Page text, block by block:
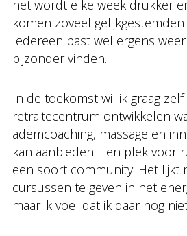
het wordt elke week drukker
komen zoveel
Iedereen past wel ergens
bijzonder vinden.
In de toekomst wil ik graag zelf
retraitecentrum ontwikkelen
ademcoaching, massage en
kan aanbieden. Een plek voor
een soort community. Het lijkt
cursussen te geven in het
maar ik voel dat ik daar nog